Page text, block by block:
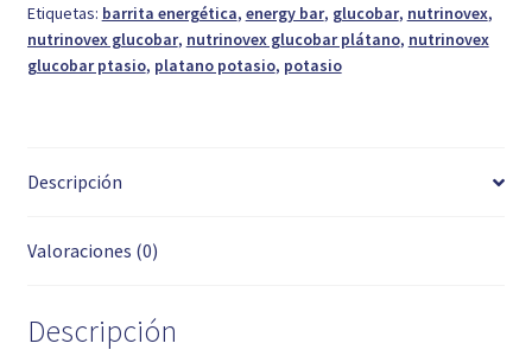
Etiquetas: barrita energética, energy bar, glucobar, nutrinovex,
nutrinovex glucobar, nutrinovex glucobar plátano, nutrinovex
glucobar ptasio, platano potasio, potasio
Descripción
Valoraciones (0)
Descripción